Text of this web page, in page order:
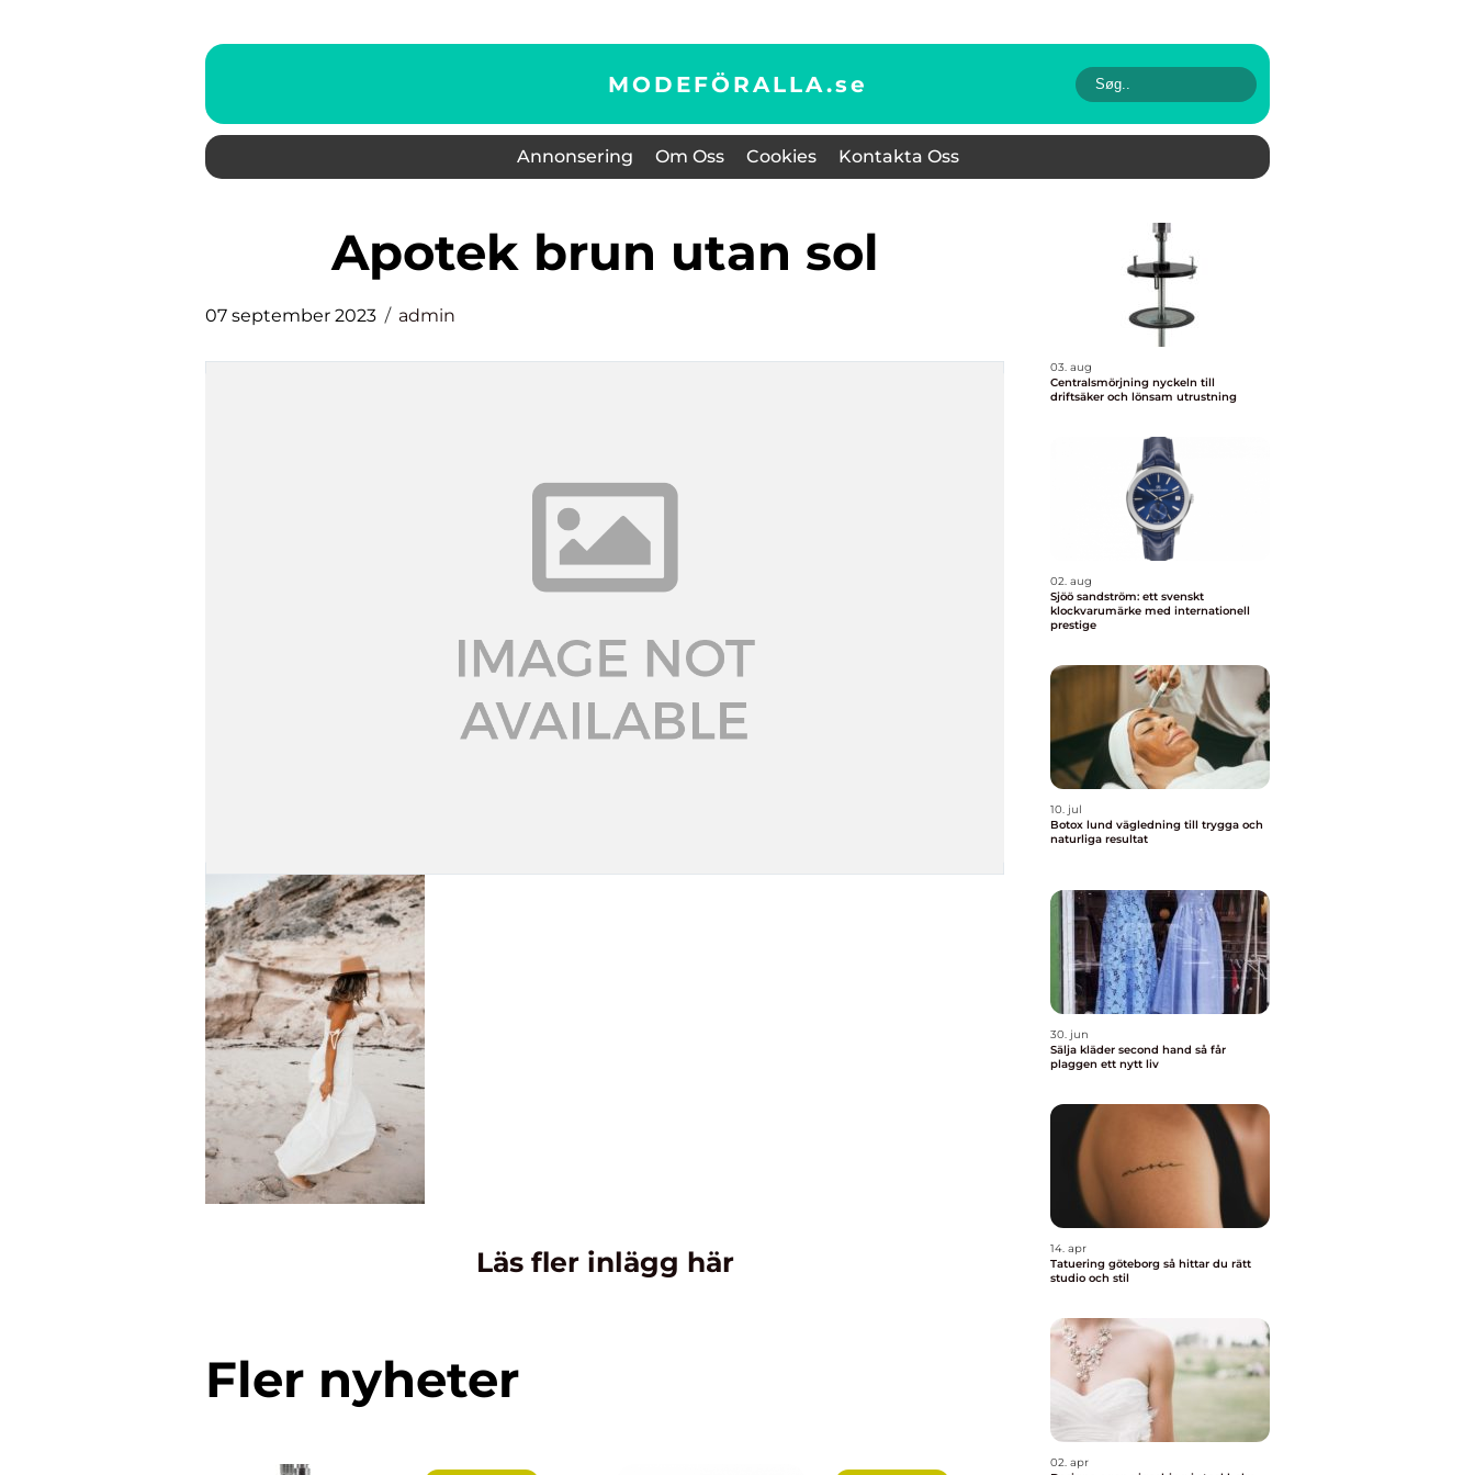
MODEFÖRALLA.se
Annonsering Om Oss Cookies Kontakta Oss
apotek brun utan sol
07 september 2023 admin
Läs fler inlägg här
Fler nyheter
03. aug
Centralsmörjning nyckeln till
driftsäker och lönsam utrustning
02. aug
Sjöö sandström: ett svenskt
klockvarumärke med internationell
prestige
10. jul
Botox lund vägledning till trygga och
naturliga resultat
30. jun
Sälja kläder second hand så får
plaggen ett nytt liv
14. apr
Tatuering göteborg så hittar du rätt
studio och stil
02. apr